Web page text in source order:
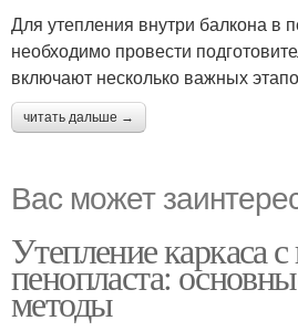
Для утепления внутри балкона в
необходимо провести
включают несколько важных
читать дальше →
Вас может
Утепление каркаса
пенопласта:
методы